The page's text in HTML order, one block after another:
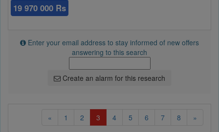
19 970 000 Rs
Enter your email address to stay informed of new offers
answering to this search
Create an alarm for this research
« 1 2 3 (current)
4 5 6 7 8 »